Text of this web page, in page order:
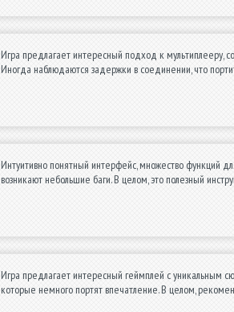
Игра предлагает интересный подход к мультиплееру,
Иногда наблюдаются задержки в соединении, что
Интуитивно понятный интерфейс, множество функций
возникают небольшие баги. В целом, это полезный
Игра предлагает интересный геймплей с уникальным
которые немного портят впечатление. В целом,